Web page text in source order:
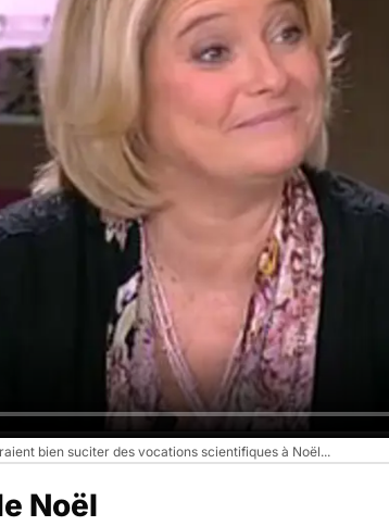
bien suciter des vocations scientifiques à Noël...
Noël